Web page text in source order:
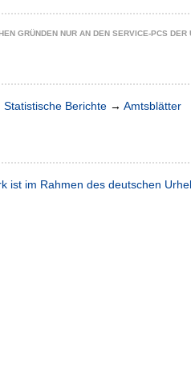
GRÜNDEN NUR AN DEN SERVICE-PCS DER
Statistische Berichte → Amtsblätter
ist im Rahmen des deutschen